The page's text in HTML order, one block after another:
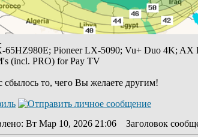
65HZ980E; Pioneer LX-5090; Vu+ Duo 4K;
(incl. PRO) for Pay TV
то, чего Вы желаете другим!
: Вт Мар 10, 2026 21:06 Заголовок